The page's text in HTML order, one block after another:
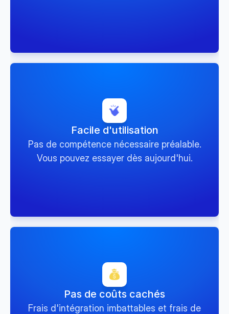
Facile d'utilisation
Pas de compétence nécessaire préalable.
Vous pouvez essayer dès aujourd'hui.
Pas de coûts cachés
Frais d'intégration imbattables et frais de